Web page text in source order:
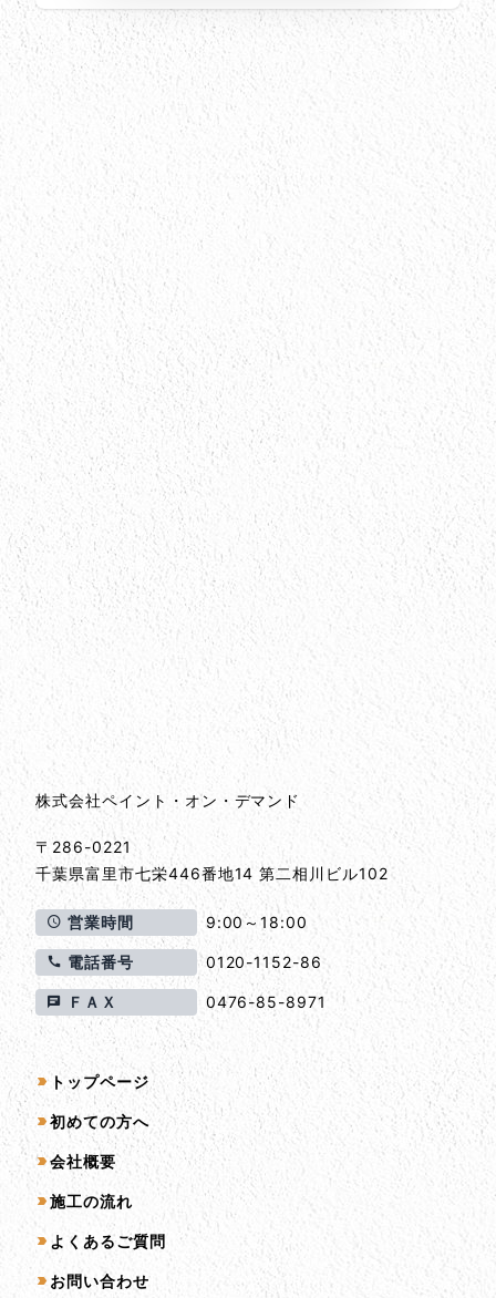
会社情報とサイトマップ
会社情報
株式会社ペイント・オン・デマンド
〒286-0221
千葉県富里市七栄446番地14 第二相川ビル102
営業時間 9:00～18:00
電話番号 0120-1152-86
ＦＡＸ 0476-85-8971
サイトマップ
トップページ
初めての方へ
会社概要
施工の流れ
よくあるご質問
お問い合わせ